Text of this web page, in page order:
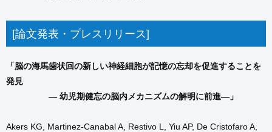
[論文発表・プレスリリース]
「脳の海馬歯状回の新しい神経細胞が記憶の忘却を促進することを
発見
— 幼児期健忘の脳内メカニズムの解明に前進—」
Akers KG, Martinez-Canabal A, Restivo L, Yiu AP, De Cristofaro A,